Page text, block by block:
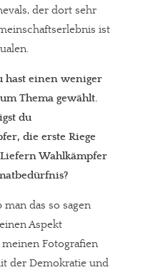
der dort sehr
ist
hast einen weniger
Thema gewählt.
du
die erste Riege
Wahlkämpfer
das so sagen
Aspekt
Fotografien
der Demokratie und